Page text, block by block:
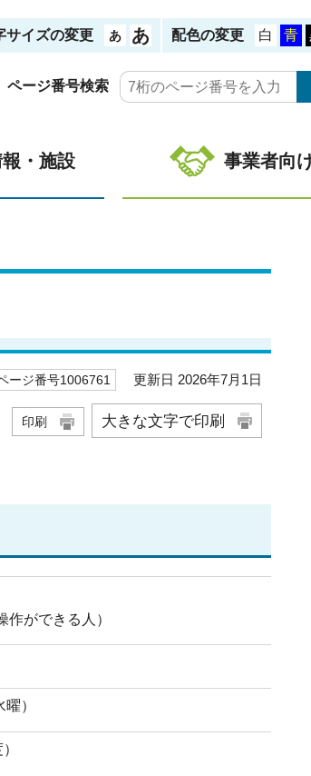
サイズの変更 配色の変更
ページ番号検索
・施設 事業者向
ージ番号1006761 更新日 2026年7月1日
印刷 大きな文字で印刷
作ができる人）
）